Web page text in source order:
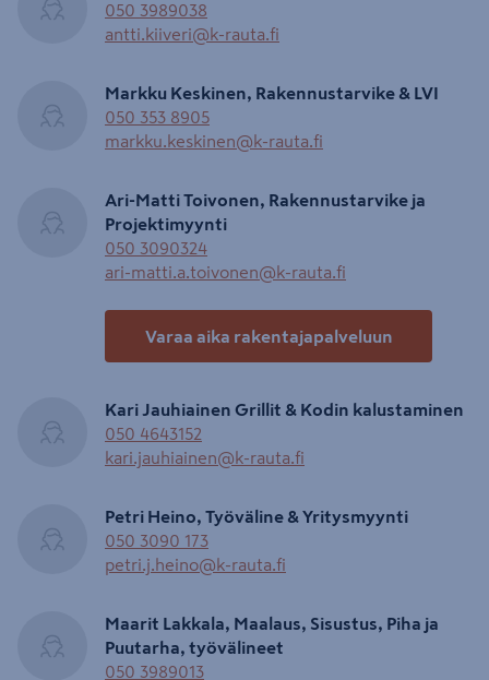
050 3989038
antti.kiiveri@k-rauta.fi
Markku Keskinen, Rakennustarvike & LVI
050 353 8905
markku.keskinen@k-rauta.fi
Ari-Matti Toivonen, Rakennustarvike ja
Projektimyynti
050 3090324
ari-matti.a.toivonen@k-rauta.fi
Varaa aika rakentajapalveluun
Kari Jauhiainen Grillit & Kodin kalustaminen
050 4643152
kari.jauhiainen@k-rauta.fi
Petri Heino, Työväline & Yritysmyynti
050 3090 173
petri.j.heino@k-rauta.fi
Maarit Lakkala, Maalaus, Sisustus, Piha ja
Puutarha, työvälineet
050 3989013